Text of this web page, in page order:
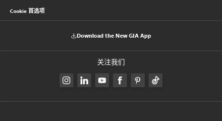
Cookie 首选项
Download the New GIA App
关注我们